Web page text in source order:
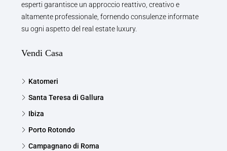
esperti garantisce un approccio reattivo, creativo e
altamente professionale, fornendo consulenze informate
su ogni aspetto del real estate luxury.
Vendi Casa
Katomeri
Santa Teresa di Gallura
Ibiza
Porto Rotondo
Campagnano di Roma